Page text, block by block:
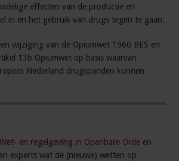
effecten van de productie en
in en het gebruik van drugs tegen te gaan.
wijziging van de Opiumwet 1960 BES en
13b Opiumwet op basis waarvan
Nederland drugspanden kunnen
en regelgeving in Openbare Orde en
experts wat de (nieuwe) wetten op